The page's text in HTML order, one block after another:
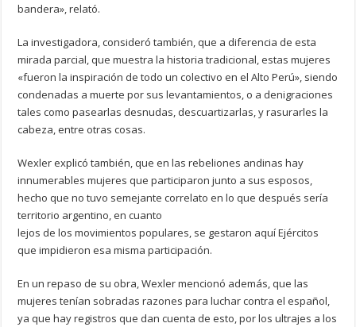
bandera», relató.
La investigadora, consideró también, que a diferencia de esta
mirada parcial, que muestra la historia tradicional, estas mujeres
«fueron la inspiración de todo un colectivo en el Alto Perú», siendo
condenadas a muerte por sus levantamientos, o a denigraciones
tales como pasearlas desnudas, descuartizarlas, y rasurarles la
cabeza, entre otras cosas.
Wexler explicó también, que en las rebeliones andinas hay
innumerables mujeres que participaron junto a sus esposos,
hecho que no tuvo semejante correlato en lo que después sería
territorio argentino, en cuanto
lejos de los movimientos populares, se gestaron aquí Ejércitos
que impidieron esa misma participación.
En un repaso de su obra, Wexler mencionó además, que las
mujeres tenían sobradas razones para luchar contra el español,
ya que hay registros que dan cuenta de esto, por los ultrajes a los